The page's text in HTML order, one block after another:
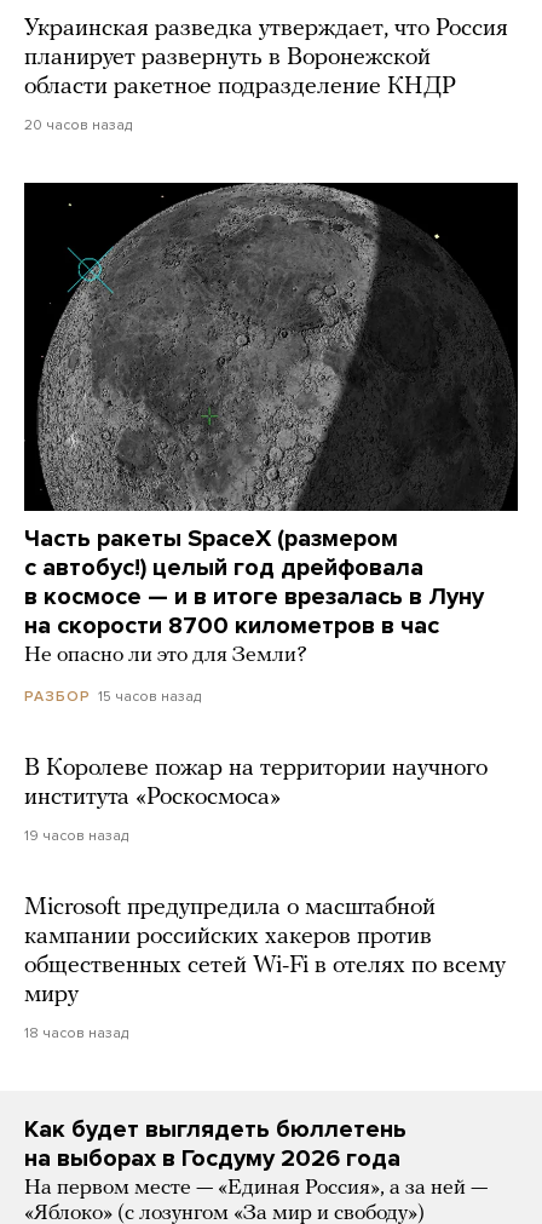
Украинская разведка утверждает, что Россия
планирует развернуть в Воронежской
области ракетное подразделение КНДР
20 часов назад
Часть ракеты SpaceX (размером
с автобус!) целый год дрейфовала
в космосе — и в итоге врезалась в Луну
на скорости 8700 километров в час
Не опасно ли это для Земли?
РАЗБОР 15 часов назад
В Королеве пожар на территории научного
института «Роскосмоса»
19 часов назад
Microsoft предупредила о масштабной
кампании российских хакеров против
общественных сетей Wi-Fi в отелях по всему
миру
18 часов назад
Как будет выглядеть бюллетень
на выборах в Госдуму 2026 года
На первом месте — «Единая Россия», а за ней —
«Яблоко» (с лозунгом «За мир и свободу»)